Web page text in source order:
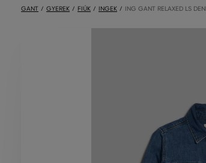
GANT GYEREK FIÚK INGEK ING GANT RELAXED LS